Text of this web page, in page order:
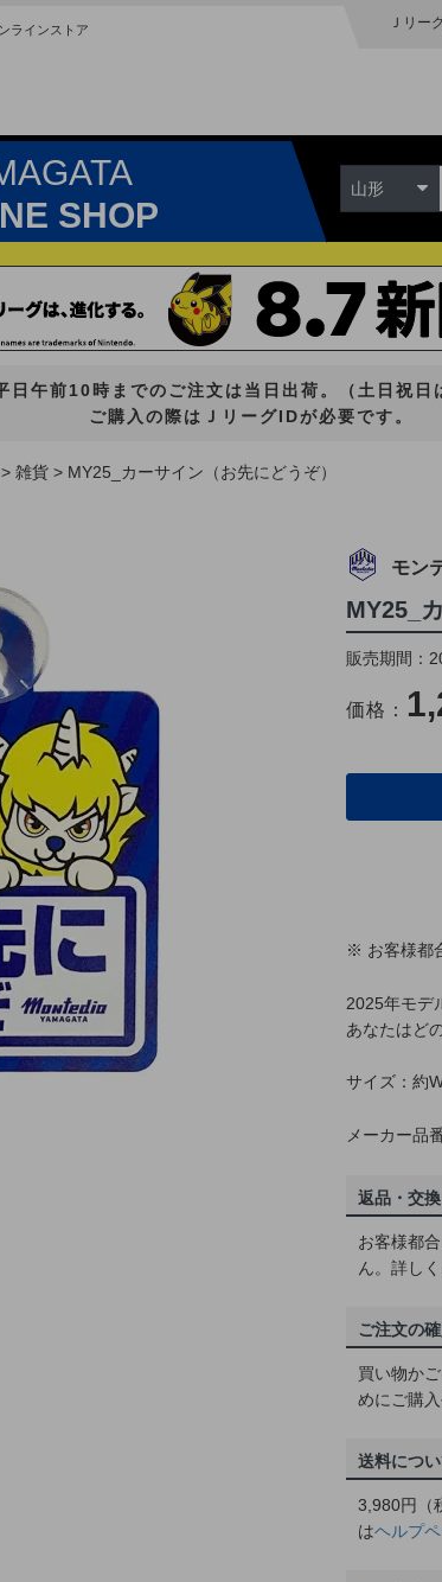
ラインストア Ｊリー
SHOP
山形
日午前10時までのご注文は当日出荷。（土日祝日
ご購入の際はＪリーグIDが必要です。
雑貨 MY25_カーサイン（お先にどうぞ）
モン
MY25_
販売期間：
価格：
※ お客様都
2025年モデ
あなたはど
サイズ：約
メーカー品
返品・交
お客様都
ん。詳し
ご注文の
買い物か
めにご購
送料につ
3,980円（
はヘルプ